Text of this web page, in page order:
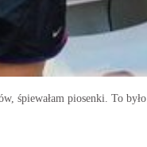
śpiewałam piosenki. To